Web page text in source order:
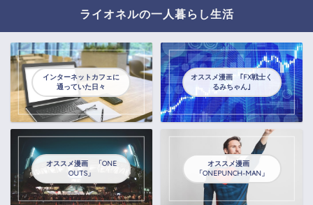
ライオネルの一人暮らし生活
インターネットカフェに
通っていた日々
オススメ漫画 ｢FX戦士く
るみちゃん｣
オススメ漫画 「ONE
OUTS」
オススメ漫画
「ONEPUNCH-MAN」